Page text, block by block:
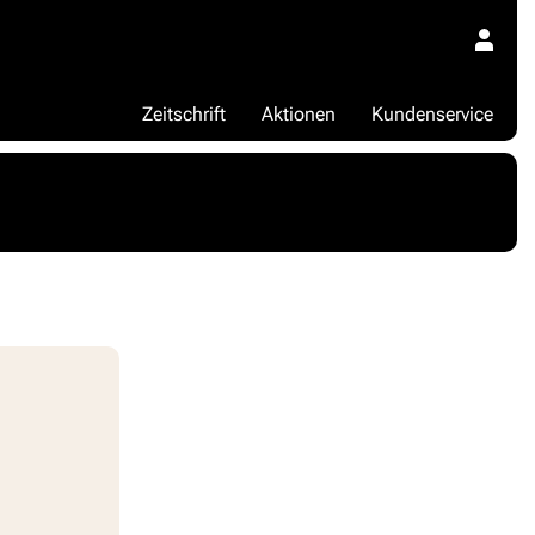
Kundenservice
Aktionen
Zeitschrift